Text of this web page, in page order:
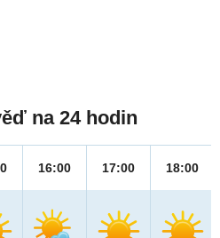
na 24 hodin
16:00 17:00 18:00